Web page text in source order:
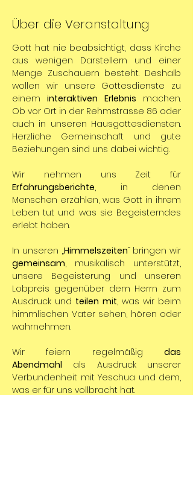
Über die Veranstaltung
Gott hat nie beabsichtigt, dass Kirche
aus wenigen Darstellern und einer
Menge Zuschauern besteht. Deshalb
wollen wir unsere Gottesdienste zu
einem interaktiven Erlebnis machen.
Ob vor Ort in der Rehmstrasse 86 oder
auch in unseren Hausgottesdiensten.
Herzliche Gemeinschaft und gute
Beziehungen sind uns dabei wichtig.
Erfahrungsberichte, in denen
Menschen erzählen, was Gott in ihrem
Leben tut und was sie Begeisterndes
erlebt haben.
In unseren „Himmelszeiten
gemeinsam,
musikalisch unterstützt,
unsere Begeisterung und unseren
Lobpreis gegenüber dem Herrn zum
Ausdruck und teilen mit, was wir beim
himmlischen Vater sehen, hören oder
wahrnehmen.
Wir feiern regelmäßig das
Abendmahl als Ausdruck unserer
Verbundenheit mit Yeschua und dem,
was er für uns vollbracht hat.